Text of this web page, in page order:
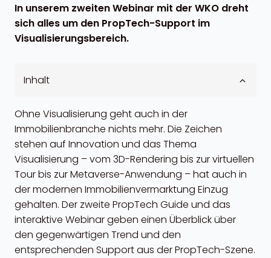
In unserem zweiten Webinar mit der WKO dreht
sich alles um den PropTech-Support im
Visualisierungsbereich.
Inhalt
Ohne Visualisierung geht auch in der
Immobilienbranche nichts mehr. Die Zeichen
stehen auf Innovation und das Thema
Visualisierung – vom 3D-Rendering bis zur virtuellen
Tour bis zur Metaverse-Anwendung – hat auch in
der modernen Immobilienvermarktung Einzug
gehalten. Der zweite PropTech Guide und das
interaktive Webinar geben einen Überblick über
den gegenwärtigen Trend und den
entsprechenden Support aus der PropTech-Szene.